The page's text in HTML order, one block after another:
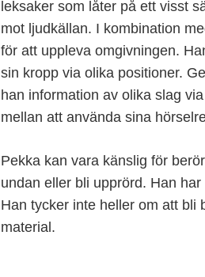
leksaker som låter på ett visst
mot ljudkällan. I kombination
för att uppleva omgivningen.
sin kropp via olika positioner.
han information av olika slag
mellan att använda sina
Pekka kan vara känslig för
undan eller bli upprörd. Han
Han tycker inte heller om att bli
material.